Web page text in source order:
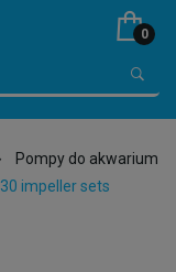
0
Pompy do akwarium
impeller sets